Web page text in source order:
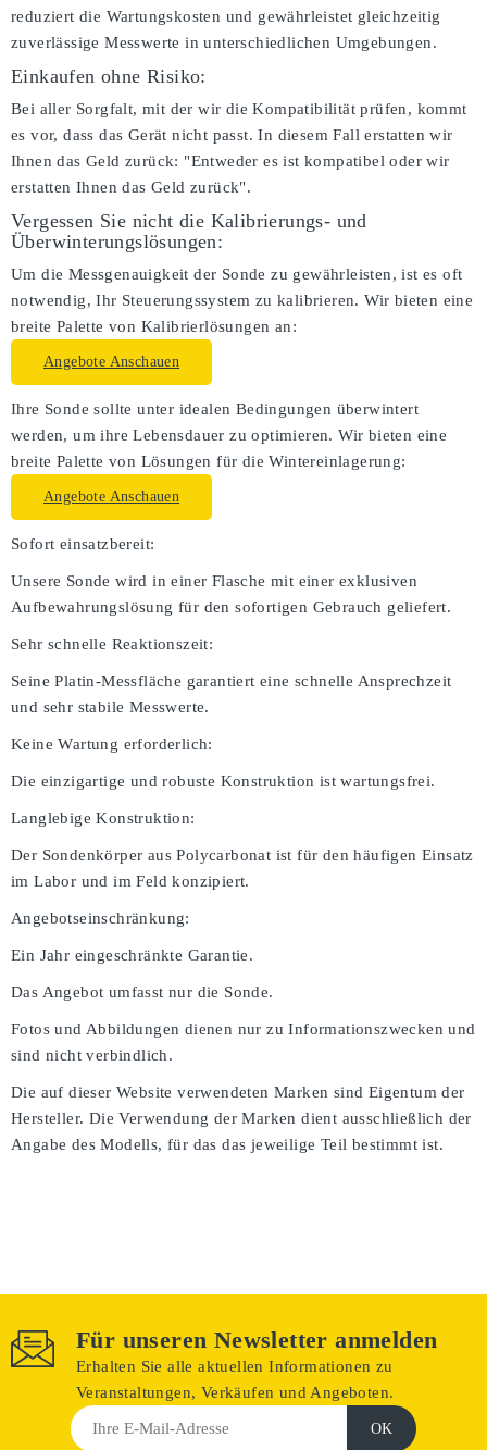
reduziert die Wartungskosten und gewährleistet gleichzeitig
zuverlässige Messwerte in unterschiedlichen Umgebungen.
Einkaufen ohne Risiko:
Bei aller Sorgfalt, mit der wir die Kompatibilität prüfen, kommt
es vor, dass das Gerät nicht passt. In diesem Fall erstatten wir
Ihnen das Geld zurück: "Entweder es ist kompatibel oder wir
erstatten Ihnen das Geld zurück".
Vergessen Sie nicht die Kalibrierungs- und
Überwinterungslösungen:
Um die Messgenauigkeit der Sonde zu gewährleisten, ist es oft
notwendig, Ihr Steuerungssystem zu kalibrieren. Wir bieten eine
breite Palette von Kalibrierlösungen an:
Angebote Anschauen
Ihre Sonde sollte unter idealen Bedingungen überwintert
werden, um ihre Lebensdauer zu optimieren. Wir bieten eine
breite Palette von Lösungen für die Wintereinlagerung:
Angebote Anschauen
Sofort einsatzbereit:
Unsere Sonde wird in einer Flasche mit einer exklusiven
Aufbewahrungslösung für den sofortigen Gebrauch geliefert.
Sehr schnelle Reaktionszeit:
Seine Platin-Messfläche garantiert eine schnelle Ansprechzeit
und sehr stabile Messwerte.
Keine Wartung erforderlich:
Die einzigartige und robuste Konstruktion ist wartungsfrei.
Langlebige Konstruktion:
Der Sondenkörper aus Polycarbonat ist für den häufigen Einsatz
im Labor und im Feld konzipiert.
Angebotseinschränkung:
Ein Jahr eingeschränkte Garantie.
Das Angebot umfasst nur die Sonde.
Fotos und Abbildungen dienen nur zu Informationszwecken und
sind nicht verbindlich.
Die auf dieser Website verwendeten Marken sind Eigentum der
Hersteller. Die Verwendung der Marken dient ausschließlich der
Angabe des Modells, für das das jeweilige Teil bestimmt ist.
Für unseren Newsletter anmelden
Erhalten Sie alle aktuellen Informationen zu
Veranstaltungen, Verkäufen und Angeboten.